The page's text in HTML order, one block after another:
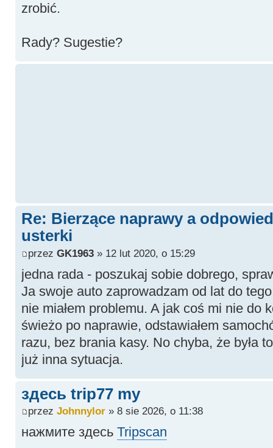
zrobić.
Rady? Sugestie?
Re: Bierzące naprawy a
usterki
przez GK1963» 12 lut 2020, o 15:29
jedna rada - poszukaj sobie dobrego,
Ja swoje auto zaprowadzam od lat do
nie miałem problemu. A jak coś mi nie do
świeżo po naprawie, odstawiałem
razu, bez brania kasy. No chyba, że była
już inna sytuacja.
здесь trip77 my
przez Johnnylor» 8 sie 2026, o 11:38
нажмите здесь Tripscan